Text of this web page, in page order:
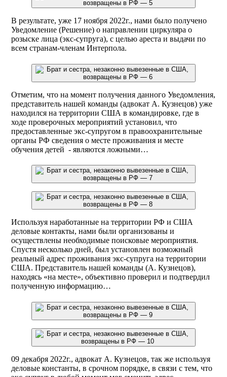
В результате, уже 17 ноября 2022г., нами было получено
Уведомление (Решение) о направлении циркуляра о
розыске лица (экс-супруга), с целью ареста и выдачи по
всем странам-членам Интерпола. ​
Отметим, что на момент получения данного Уведомления,
представитель нашей команды (адвокат А. Кузнецов) уже
находился на территории США в командировке, где в
ходе проверочных мероприятий установил, что
предоставленные экс-супругом в правоохранительные
органы РФ сведения о месте проживания и месте
обучения детей ​ - являются ложными…
Используя наработанные на территории РФ и США
деловые контакты, нами были организованы и
осуществлены необходимые поисковые мероприятия.
Спустя несколько дней, был установлен возможный
реальный адрес проживания экс-супруга на территории
США. Представитель нашей команды (А. Кузнецов),
находясь «на месте», объективно проверил и подтвердил
полученную информацию… ​ ​ ​
09 декабря 2022г., адвокат А. Кузнецов, так же используя
деловые константы, в срочном порядке, в связи с тем, что